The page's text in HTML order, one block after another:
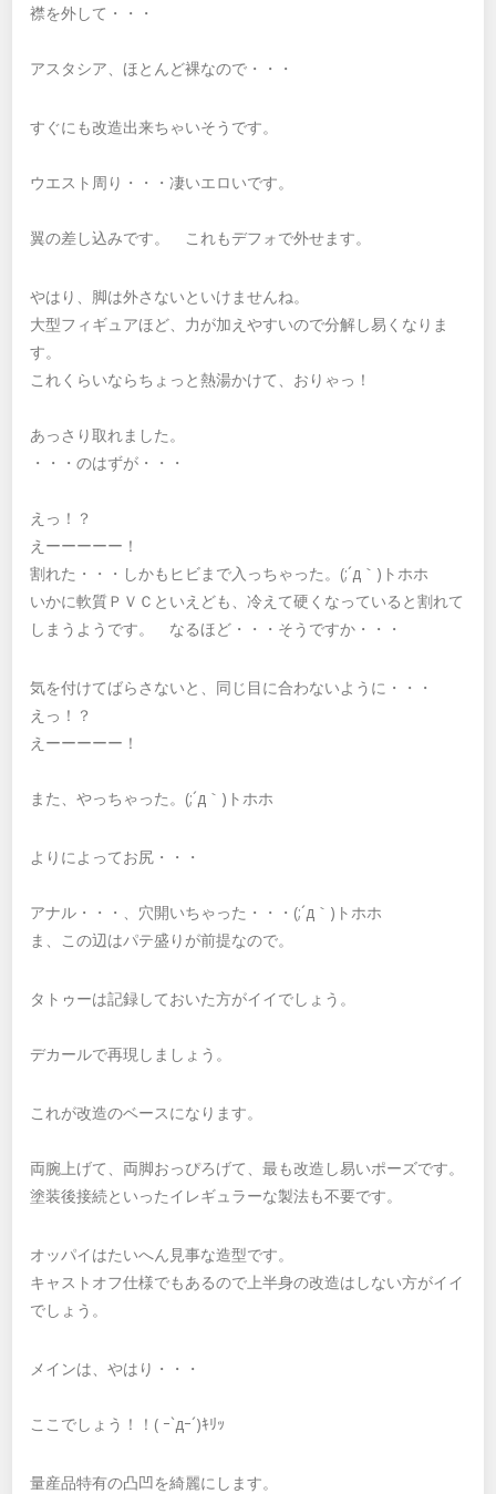
襟を外して・・・
アスタシア、ほとんど裸なので・・・
すぐにも改造出来ちゃいそうです。
ウエスト周り・・・凄いエロいです。
翼の差し込みです。 これもデフォで外せます。
やはり、脚は外さないといけませんね。
大型フィギュアほど、力が加えやすいので分解し易くなりま
す。
これくらいならちょっと熱湯かけて、おりゃっ！
あっさり取れました。
・・・のはずが・・・
えっ！？
えーーーーー！
割れた・・・しかもヒビまで入っちゃった。(;´д｀)トホホ
いかに軟質ＰＶＣといえども、冷えて硬くなっていると割れて
しまうようです。 なるほど・・・そうですか・・・
気を付けてばらさないと、同じ目に合わないように・・・
えっ！？
えーーーーー！
また、やっちゃった。(;´д｀)トホホ
よりによってお尻・・・
アナル・・・、穴開いちゃった・・・(;´д｀)トホホ
ま、この辺はパテ盛りが前提なので。
タトゥーは記録しておいた方がイイでしょう。
デカールで再現しましょう。
これが改造のベースになります。
両腕上げて、両脚おっぴろげて、最も改造し易いポーズです。
塗装後接続といったイレギュラーな製法も不要です。
オッパイはたいへん見事な造型です。
キャストオフ仕様でもあるので上半身の改造はしない方がイイ
でしょう。
メインは、やはり・・・
ここでしょう！！( ｰ`дｰ´)ｷﾘｯ
量産品特有の凸凹を綺麗にします。